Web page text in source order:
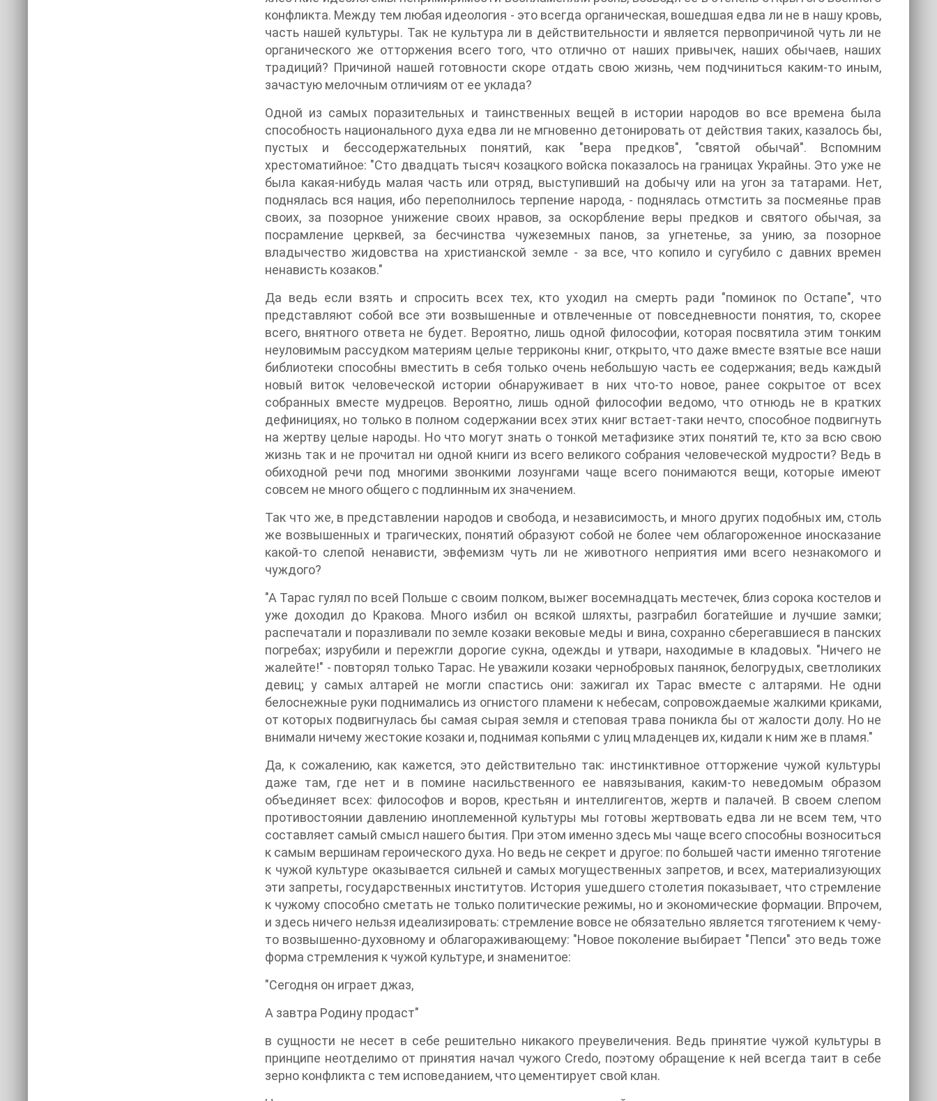
конфликта. Между тем любая идеология - это всегда органическая, вошедшая едва ли не в нашу кровь,
часть нашей культуры. Так не культура ли в действительности и является первопричиной чуть ли не
органического же отторжения всего того, что отлично от наших привычек, наших обычаев, наших
традиций? Причиной нашей готовности скоре отдать свою жизнь, чем подчиниться каким-то иным,
зачастую мелочным отличиям от ее уклада?
Одной из самых поразительных и таинственных вещей в истории народов во все времена была
способность национального духа едва ли не мгновенно детонировать от действия таких, казалось бы,
пустых и бессодержательных понятий, как "вера предков", "святой обычай". Вспомним
хрестоматийное: "Сто двадцать тысяч козацкого войска показалось на границах Украйны. Это уже не
была какая-нибудь малая часть или отряд, выступивший на добычу или на угон за татарами. Нет,
поднялась вся нация, ибо переполнилось терпение народа, - поднялась отмстить за посмеянье прав
своих, за позорное унижение своих нравов, за оскорбление веры предков и святого обычая, за
посрамление церквей, за бесчинства чужеземных панов, за угнетенье, за унию, за позорное
владычество жидовства на христианской земле - за все, что копило и сугубило с давних времен
ненависть козаков."
Да ведь если взять и спросить всех тех, кто уходил на смерть ради "поминок по Остапе", что
представляют собой все эти возвышенные и отвлеченные от повседневности понятия, то, скорее
всего, внятного ответа не будет. Вероятно, лишь одной философии, которая посвятила этим тонким
неуловимым рассудком материям целые терриконы книг, открыто, что даже вместе взятые все наши
библиотеки способны вместить в себя только очень небольшую часть ее содержания; ведь каждый
новый виток человеческой истории обнаруживает в них что-то новое, ранее сокрытое от всех
собранных вместе мудрецов. Вероятно, лишь одной философии ведомо, что отнюдь не в кратких
дефинициях, но только в полном содержании всех этих книг встает-таки нечто, способное подвигнуть
на жертву целые народы. Но что могут знать о тонкой метафизике этих понятий те, кто за всю свою
жизнь так и не прочитал ни одной книги из всего великого собрания человеческой мудрости? Ведь в
обиходной речи под многими звонкими лозунгами чаще всего понимаются вещи, которые имеют
совсем не много общего с подлинным их значением.
Так что же, в представлении народов и свобода, и независимость, и много других подобных им, столь
же возвышенных и трагических, понятий образуют собой не более чем облагороженное иносказание
какой-то слепой ненависти, эвфемизм чуть ли не животного неприятия ими всего незнакомого и
чуждого?
"А Тарас гулял по всей Польше с своим полком, выжег восемнадцать местечек, близ сорока костелов и
уже доходил до Кракова. Много избил он всякой шляхты, разграбил богатейшие и лучшие замки;
распечатали и поразливали по земле козаки вековые меды и вина, сохранно сберегавшиеся в панских
погребах; изрубили и пережгли дорогие сукна, одежды и утвари, находимые в кладовых. "Ничего не
жалейте!" - повторял только Тарас. Не уважили козаки чернобровых панянок, белогрудых, светлоликих
девиц; у самых алтарей не могли спастись они: зажигал их Тарас вместе с алтарями. Не одни
белоснежные руки поднимались из огнистого пламени к небесам, сопровождаемые жалкими криками,
от которых подвигнулась бы самая сырая земля и степовая трава поникла бы от жалости долу. Но не
внимали ничему жестокие козаки и, поднимая копьями с улиц младенцев их, кидали к ним же в пламя."
Да, к сожалению, как кажется, это действительно так: инстинктивное отторжение чужой культуры
даже там, где нет и в помине насильственного ее навязывания, каким-то неведомым образом
объединяет всех: философов и воров, крестьян и интеллигентов, жертв и палачей. В своем слепом
противостоянии давлению иноплеменной культуры мы готовы жертвовать едва ли не всем тем, что
составляет самый смысл нашего бытия. При этом именно здесь мы чаще всего способны возноситься
к самым вершинам героического духа. Но ведь не секрет и другое: по большей части именно тяготение
к чужой культуре оказывается сильней и самых могущественных запретов, и всех, материализующих
эти запреты, государственных институтов. История ушедшего столетия показывает, что стремление
к чужому способно сметать не только политические режимы, но и экономические формации. Впрочем,
и здесь ничего нельзя идеализировать: стремление вовсе не обязательно является тяготением к чему-
то возвышенно-духовному и облагораживающему: "Новое поколение выбирает "Пепси" это ведь тоже
форма стремления к чужой культуре, и знаменитое:
"Сегодня он играет джаз,
А завтра Родину продаст"
в сущности не несет в себе решительно никакого преувеличения. Ведь принятие чужой культуры в
принципе неотделимо от принятия начал чужого Credo, поэтому обращение к ней всегда таит в себе
зерно конфликта с тем исповеданием, что цементирует свой клан.